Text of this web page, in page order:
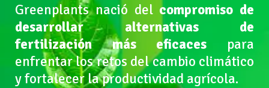
Greenplants nació del compromiso de
desarrollar alternativas de
fertilización más eficaces para
enfrentar los retos del cambio climático
y fortalecer la productividad agrícola.